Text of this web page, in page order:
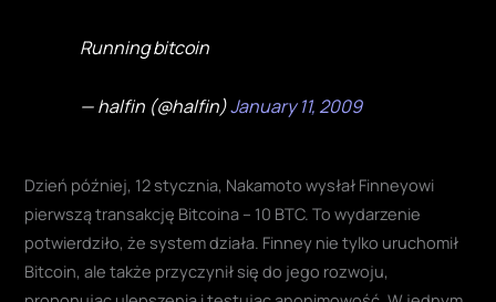
Running bitcoin
— halfin (@halfin)January 11, 2009
Dzień później, 12 stycznia, Nakamoto wysłał Finneyowi
pierwszą transakcję Bitcoina – 10 BTC. To wydarzenie
potwierdziło, że system działa. Finney nie tylko uruchomił
Bitcoin, ale także przyczynił się do jego rozwoju,